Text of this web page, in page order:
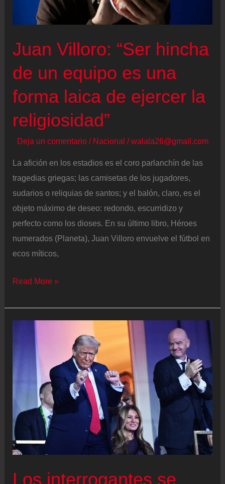
Mundial
Juan Villoro: “Ser hincha
de un equipo es una
forma laica de ejercer la
religiosidad”
Deja un comentario / Nacional /walala26@gmail.com
La afición en los estadios es el coro parlanchín de las
tragedias griegas; las camisetas de los jugadores,
sudarios o reliquias de santos; y el balón, claro, es el
objeto máximo de deseo: redondo, escurridizo y
perfecto como los dioses. En su último libro, Héroes
numerados (Planeta), Juan Villoro envuelve el fútbol en
ecos míticos,
Juan
“Ser
hincha
forma
laica
de
Read More »
Los interrogantes se